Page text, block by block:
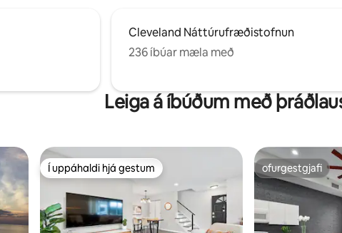
Cleveland Náttúrufræðistofnun
236 íbúar mæla með
Leiga á íbúðum með
Í uppáhaldi hjá gestum
Í uppáhaldi hjá gestum ofurgestgjafi
ofurgestgjafi